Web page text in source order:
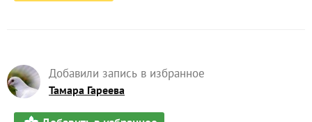
Добавили запись в избранное
Тамара Гареева